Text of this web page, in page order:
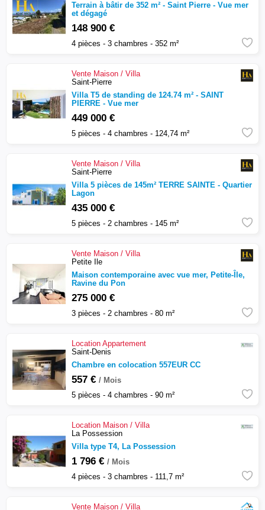
Terrain à bâtir de 352 m² - Saint Pierre - Vue mer
et dégagé
148 900 €
4 pièces - 3 chambres - 352 m²
Vente Maison / Villa
Saint-Pierre
Villa T5 de standing de 124.74 m² - SAINT
PIERRE - Vue mer
449 000 €
5 pièces - 4 chambres - 124,74 m²
Vente Maison / Villa
Saint-Pierre
Villa 5 pièces de 145m² TERRE SAINTE - Quartier
Lagon
435 000 €
5 pièces - 2 chambres - 145 m²
Vente Maison / Villa
Petite Ile
Maison contemporaine avec vue mer, Petite-Île,
Ravine du Pon
275 000 €
3 pièces - 2 chambres - 80 m²
Location Appartement
Saint-Denis
Chambre en colocation 557EUR CC
557 € / Mois
5 pièces - 4 chambres - 90 m²
Location Maison / Villa
La Possession
Villa type T4, La Possession
1 796 € / Mois
4 pièces - 3 chambres - 111,7 m²
Vente Maison / Villa